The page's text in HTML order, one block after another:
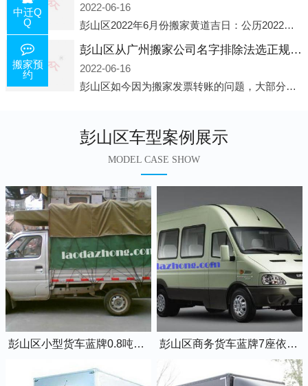
2022-06-16
彭山区2022年6月份搬家黄道吉日：公历2022年6月1日 农历五月初三 星期三 冲兔(己卯)公历2022年6月4日 农历五月初六 星期六 冲马(壬午)公历2022年6月8日 农历五月初十 星期三 冲狗(丙
彭山区从广州搬家公司名字排除法选正规公司
2022-06-16
彭山区如今因为搬家发票转账的问题，大部分搬家公司都已经注册了营业执照，早5年前基本上所谓的搬家公司都是无注册状态也就是无照营业，由于企业注册量大增所以各种企业信息展示平台如雨后春笋般遍地开花，如：天眼查，企
彭山区车型案例展示
MODEL CASE SHOW
彭山区小型货车蓝牌0.8吨小卡车 彭山区商务货车蓝牌7座依维柯全顺车
中迁Q
Q
搬家预
约